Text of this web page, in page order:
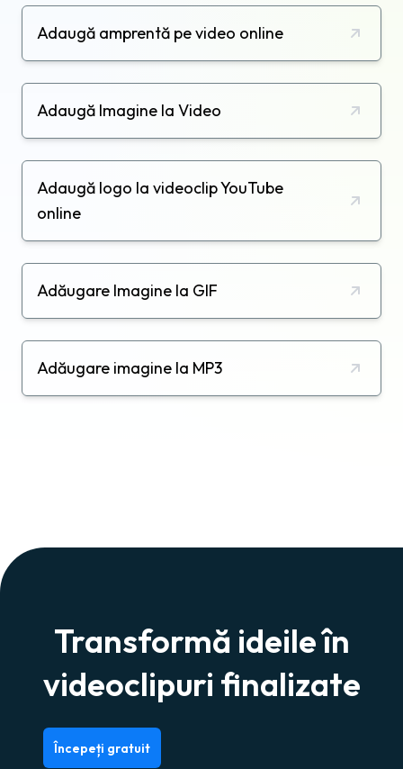
Adaugă amprentă pe video online
Adaugă Imagine la Video
Adaugă logo la videoclip YouTube
online
Adăugare Imagine la GIF
Adăugare imagine la MP3
Transformă ideile în
videoclipuri finalizate
Începeți gratuit